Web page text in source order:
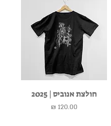
חולצת אנוביס | 2025
מחיר